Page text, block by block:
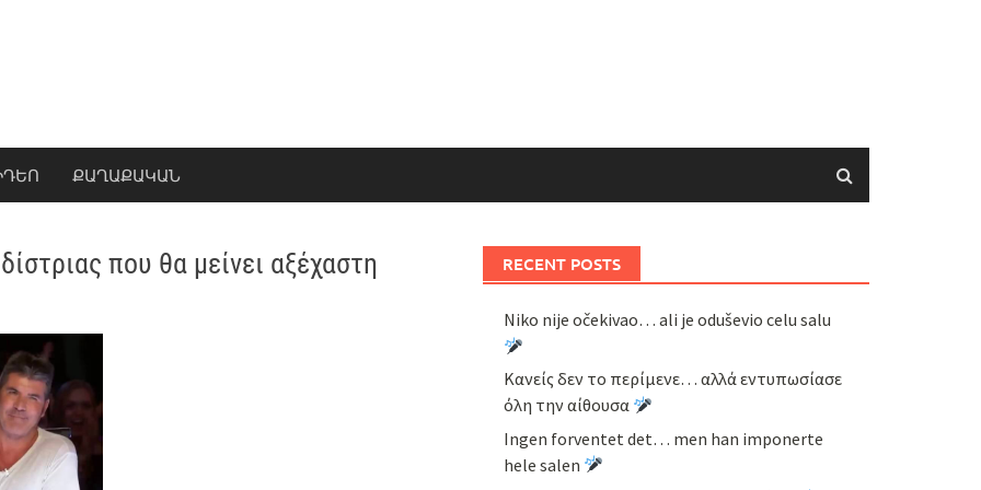
ՔԱՂԱՔԱԿԱՆ
που θα μείνει αξέχαστη RECENT POSTS
Niko nije očekivao… ali je oduševio celu salu
Κανείς δεν το περίμενε… αλλά εντυπωσίασε
όλη την αίθουσα
Ingen forventet det… men han imponerte
hele salen